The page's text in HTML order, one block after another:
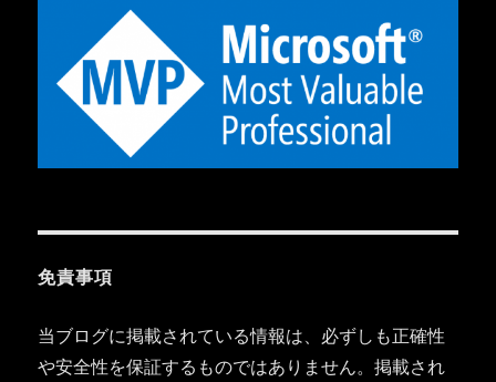
免責事項
当ブログに掲載されている情報は、必ずしも正確性
や安全性を保証するものではありません。掲載され